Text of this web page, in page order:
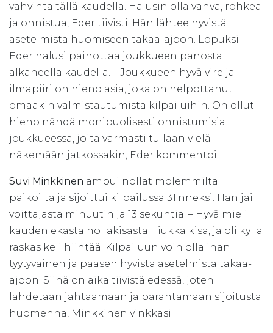
vahvinta tällä kaudella. Halusin olla vahva, rohkea
ja onnistua, Eder tiivisti. Hän lähtee hyvistä
asetelmista huomiseen takaa-ajoon. Lopuksi
Eder halusi painottaa joukkueen panosta
alkaneella kaudella. – Joukkueen hyvä vire ja
ilmapiiri on hieno asia, joka on helpottanut
omaakin valmistautumista kilpailuihin. On ollut
hieno nähdä monipuolisesti onnistumisia
joukkueessa, joita varmasti tullaan vielä
näkemään jatkossakin, Eder kommentoi.
Suvi Minkkinen ampui nollat molemmilta
paikoilta ja sijoittui kilpailussa 31:nneksi. Hän jäi
voittajasta minuutin ja 13 sekuntia. – Hyvä mieli
kauden ekasta nollakisasta. Tiukka kisa, ja oli kyllä
raskas keli hiihtää. Kilpailuun voin olla ihan
tyytyväinen ja pääsen hyvistä asetelmista takaa-
ajoon. Siinä on aika tiivistä edessä, joten
lähdetään jahtaamaan ja parantamaan sijoitusta
huomenna, Minkkinen vinkkasi.